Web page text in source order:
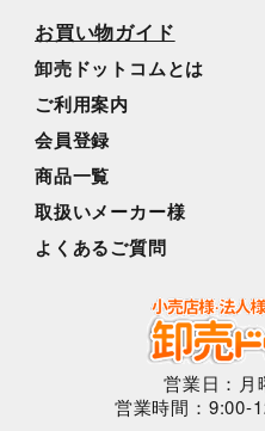
お買い物ガイド
卸売ドットコムとは
ご利用案内
会員登録
商品一覧
取扱いメーカー様
よくあるご質問
営業日：月
営業時間：9:00-